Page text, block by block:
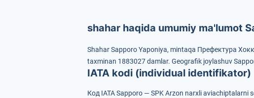
shahar haqida umumiy ma'lumot
Shahar Sapporo Yaponiya, mintaqa Префектура
taxminan 1883027 damlar. Geografik joylashuv
IATA kodi (individual identifikator)
Код IATA Sapporo — SPKArzon narxli aviachiptalarni